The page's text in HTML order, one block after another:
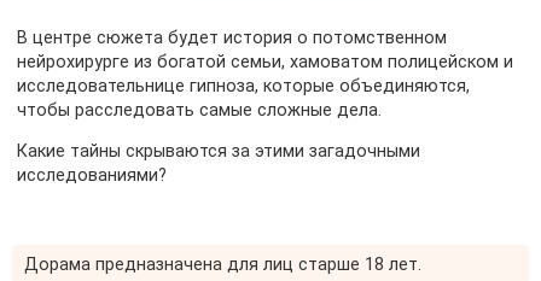
В центре сюжета будет история о потомственном
нейрохирурге из богатой семьи, хамоватом полицейском и
исследовательнице гипноза, которые объединяются,
чтобы расследовать самые сложные дела.
Какие тайны скрываются за этими загадочными
исследованиями?
Дорама предназначена для лиц старше 18 лет.